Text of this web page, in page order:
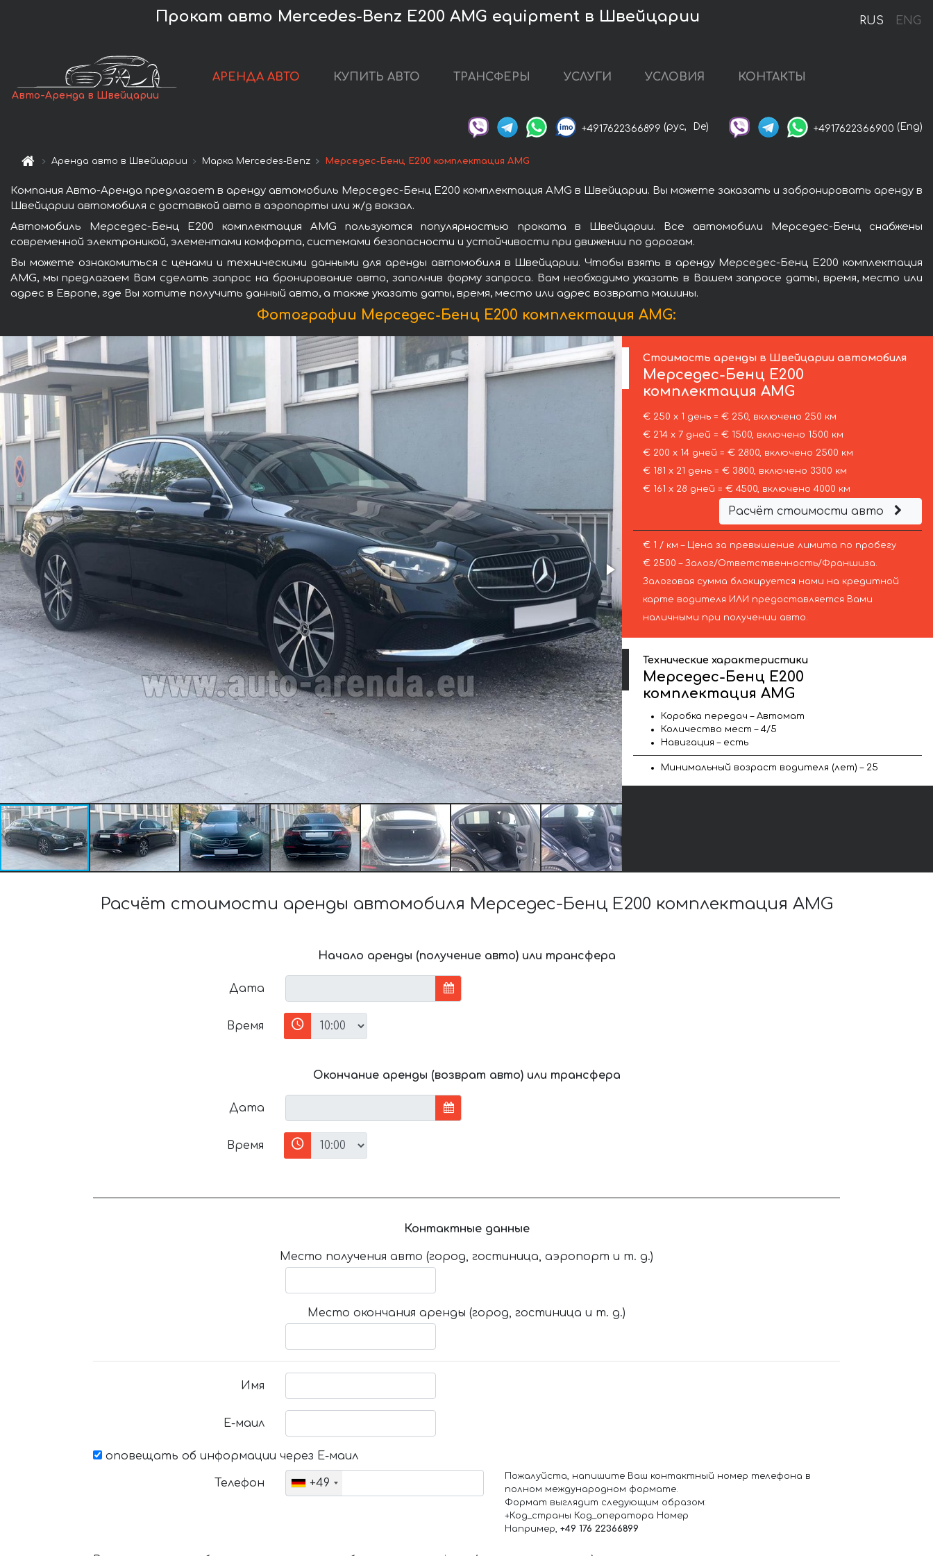
RUS ENG
Прокат авто Mercedes-Benz E200 AMG equipment в Швейцарии
Авто-Аренда в Швейцарии
АРЕНДА АВТО КУПИТЬ АВТО ТРАНСФЕРЫ УСЛУГИ УСЛОВИЯ КОНТАКТЫ
+4917622366899 (рус, De) +4917622366900 (Eng)
Аренда авто в Швейцарии Марка Mercedes-Benz Мерседес-Бенц Е200 комплектация AMG
Компания Авто-Аренда предлагает в аренду автомобиль Мерседес-Бенц Е200 комплектация AMG в Швейцарии. Вы можете заказать и забронировать аренду в
Швейцарии автомобиля с доставкой авто в аэропорты или ж/д вокзал.
Автомобиль Мерседес-Бенц Е200 комплектация AMG пользуются популярностью проката в Швейцарии. Все автомобили Мерседес-Бенц снабжены
современной электроникой, элементами комфорта, системами безопасности и устойчивости при движении по дорогам.
Вы можете ознакомиться с ценами и техническими данными для аренды автомобиля в Швейцарии. Чтобы взять в аренду Мерседес-Бенц Е200 комплектация
AMG, мы предлагаем Вам сделать запрос на бронирование авто, заполнив форму запроса. Вам необходимо указать в Вашем запросе даты, время, место или
адрес в Европе, где Вы хотите получить данный авто, а также указать даты, время, место или адрес возврата машины.
Фотографии Мерседес-Бенц Е200 комплектация AMG:
Стоимость аренды в Швейцарии автомобиля
Мерседес-Бенц Е200
комплектация AMG
€ 250 х 1 день = € 250, включено 250 км
€ 214 х 7 дней = € 1500, включено 1500 км
€ 200 х 14 дней = € 2800, включено 2500 км
€ 181 х 21 день = € 3800, включено 3300 км
€ 161 х 28 дней = € 4500, включено 4000 км
Расчёт стоимости авто
€ 1 / км – Цена за превышение лимита по пробегу
€ 2500 – Залог/Ответственность/Франшиза.
Залоговая сумма блокируется нами на кредитной
карте водителя ИЛИ предоставляется Вами
наличными при получении авто.
Технические характеристики
Мерседес-Бенц Е200
комплектация AMG
Коробка передач – Автомат
Количество мест – 4/5
Навигация – есть
Минимальный возраст водителя (лет) – 25
Расчёт стоимости аренды автомобиля Мерседес-Бенц Е200 комплектация AMG
Начало аренды (получение авто) или трансфера
Дата
Время
Окончание аренды (возврат авто) или трансфера
Дата
Время
Контактные данные
Место получения авто (город, гостиница, аэропорт и т. д.)
Место окончания аренды (город, гостиница и т. д.)
Имя
Е-маил
оповещать об информации через Е-маил
Телефон +49
Пожалуйста, напишите Ваш контактный номер телефона в
полном международном формате.
Формат выглядит следующим образом:
+Код_страны Код_оператора Номер
Например, +49 176 22366899